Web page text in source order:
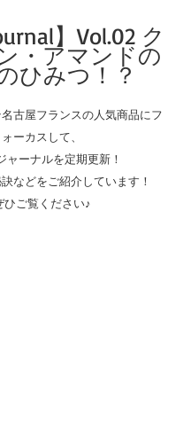
】Vol.02 ク
・アマンドの
ひみつ！？
古屋フランスの人気商品にフ
ォーカスして、
ャーナルを定期更新！
などをご紹介しています！
ひご覧ください♪